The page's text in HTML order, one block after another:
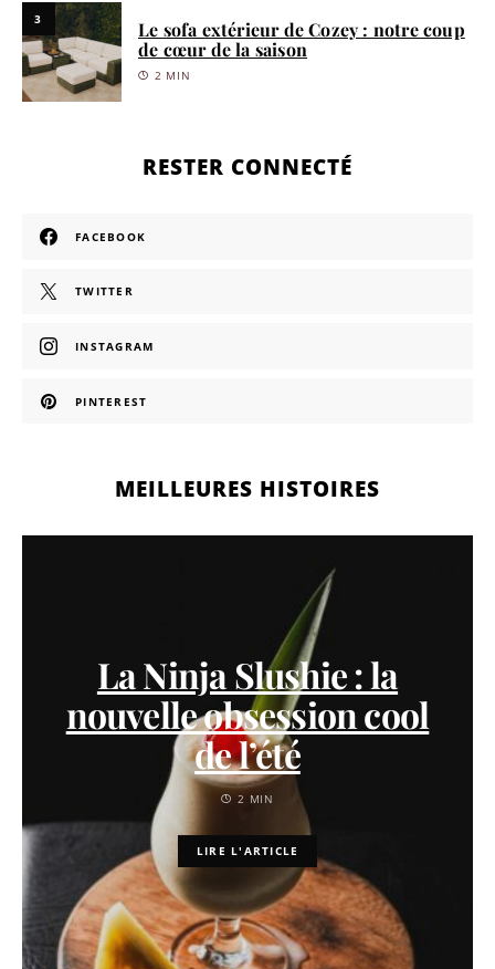
3
Le sofa extérieur de Cozey : notre coup
de cœur de la saison
2 MIN
RESTER CONNECTÉ
FACEBOOK
TWITTER
INSTAGRAM
PINTEREST
MEILLEURES HISTOIRES
La Ninja Slushie : la
nouvelle obsession cool
de l’été
2 MIN
LIRE L'ARTICLE